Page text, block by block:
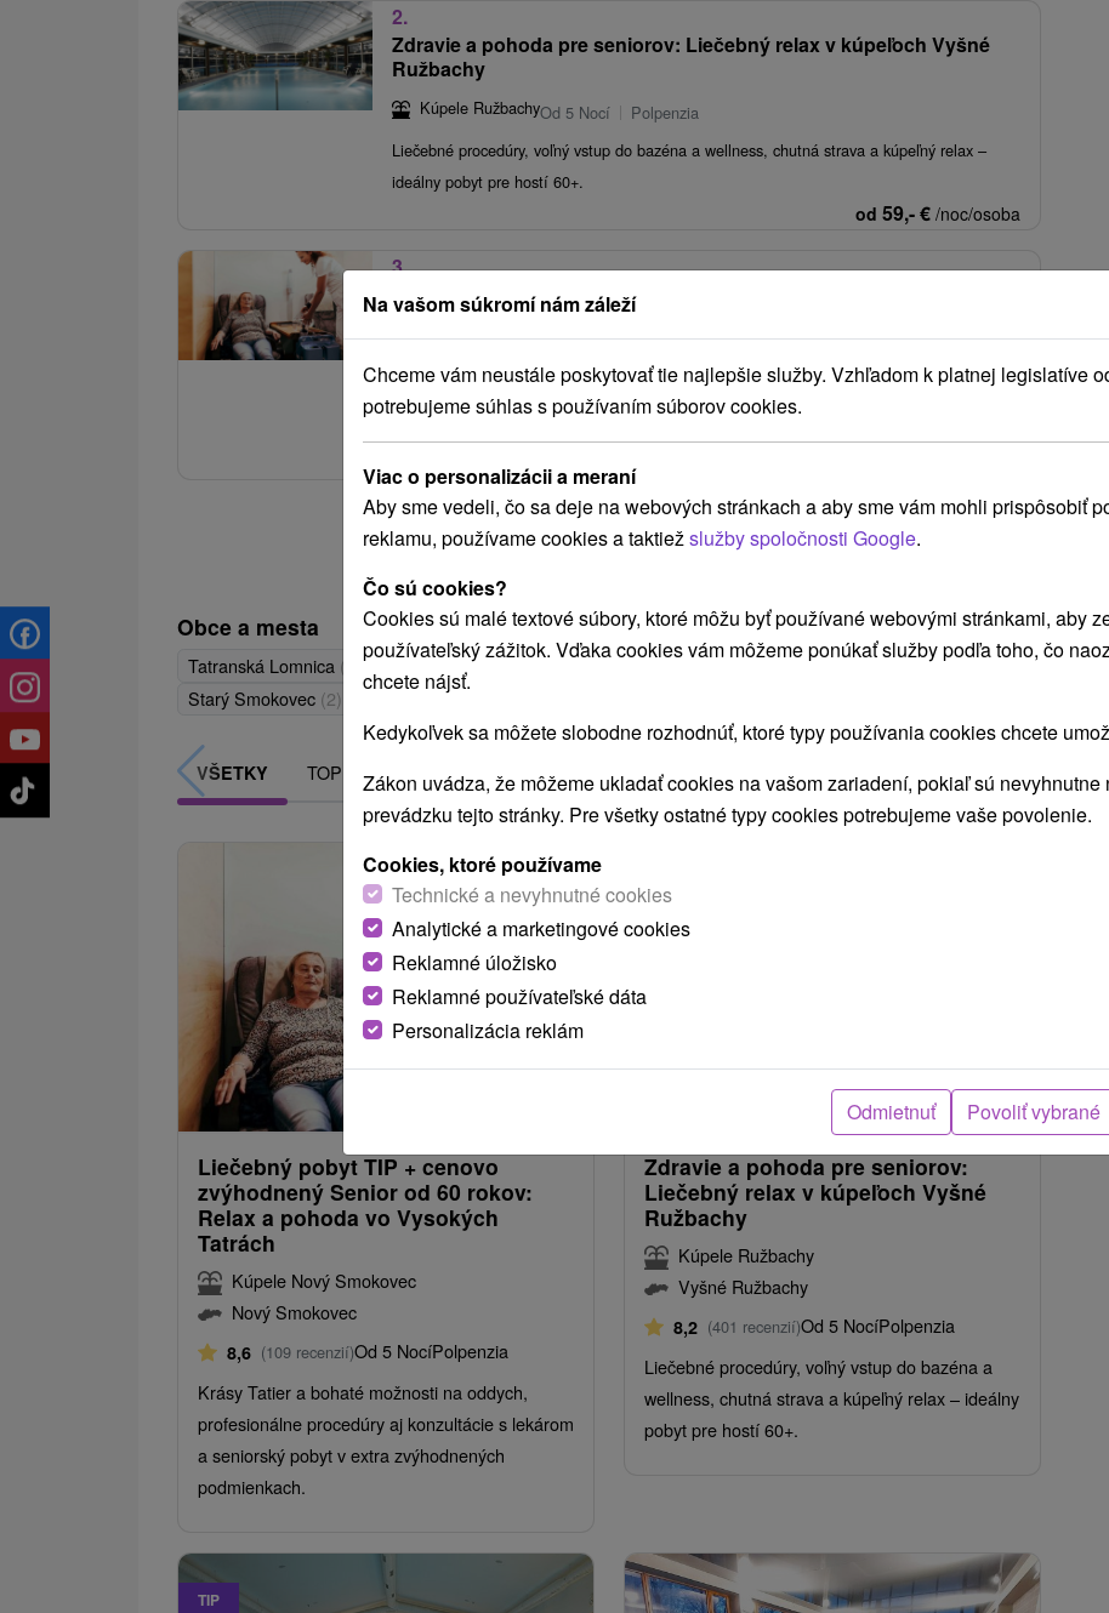
2.
Zdravie a pohoda pre seniorov: Liečebný relax v kúpeľoch Vyšné
Ružbachy
Kúpele RužbachyOd 5 Nocí
Polpenzia
Liečebné procedúry, voľný vstup do bazéna a wellness, chutná strava a kúpeľný relax –
ideálny pobyt pre hostí 60+.
od 59,-€ /noc/osoba
3.
Liečebný pobyt TIP + cenovo zvýhodnený Senior od 60 rokov:
Relax a pohoda vo Vysokých Tatrách
Od 5 Nocí
Polpenzia
Krásy Tatier a bohaté možnosti na oddych, profesionálne procedúry aj konzultácie s
Zobraziť viac
Obce a mesta
Tatranská Lomnica (4) Štrbské Pleso(3) Ždiar(2) Tatranské Matliare(2) Štós(2) Štrba(2)
Starý Smokovec (2) Zobraziť všetky
VŠETKY TOP - NAJPREDÁVANEJŠIE NAJLACNEJŠIE NAJDRAHŠIE PODĽA HODNOTENÍ
Liečebný pobyt TIP + cenovo
zvýhodnený Senior od 60 rokov:
Relax a pohoda vo Vysokých
Tatrách
Kúpele Nový Smokovec
Nový Smokovec
8,6 (109 recenzií)Od 5 NocíPolpenzia
Krásy Tatier a bohaté možnosti na oddych,
profesionálne procedúry aj konzultácie s lekárom
a seniorský pobyt v extra zvýhodnených
podmienkach.
od59,-€
/noc/osoba
Zdravie a pohoda pre seniorov:
Liečebný relax v kúpeľoch Vyšné
Ružbachy
Kúpele Ružbachy
Vyšné Ružbachy
8,2 (401 recenzií)Od 5 NocíPolpenzia
Liečebné procedúry, voľný vstup do bazéna a
wellness, chutná strava a kúpeľný relax – ideálny
pobyt pre hostí 60+.
TIP
Na vašom súkromí nám záleží
Chceme vám neustále poskytovať tie najlepšie služby. Vzhľadom k platnej legislatíve
potrebujeme súhlas s používaním súborov cookies.
Viac o personalizácii a meraní
Aby sme vedeli, čo sa deje na webových stránkach a aby sme vám mohli prispôsobiť
reklamu, používame cookies a taktiež služby spoločnosti Google.
Čo sú cookies?
Cookies sú malé textové súbory, ktoré môžu byť používané webovými stránkami, aby
používateľský zážitok. Vďaka cookies vám môžeme ponúkať služby podľa toho, čo
chcete nájsť.
Kedykoľvek sa môžete slobodne rozhodnúť, ktoré typy používania cookies chcete
Zákon uvádza, že môžeme ukladať cookies na vašom zariadení, pokiaľ sú nevyhnutne
prevádzku tejto stránky. Pre všetky ostatné typy cookies potrebujeme vaše povolenie.
Cookies, ktoré používame
Technické a nevyhnutné cookies
Analytické a marketingové cookies
Reklamné úložisko
Reklamné používateľské dáta
Personalizácia reklám
Odmietnuť Povoliť vybrané